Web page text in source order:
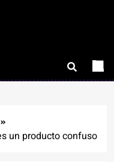
un producto confuso